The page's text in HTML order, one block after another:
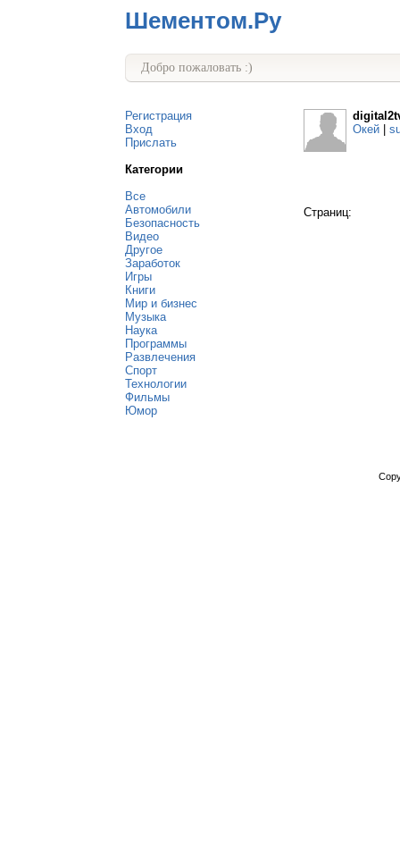
Шементом.Ру
Добро пожаловать :)
Регистрация
Вход
Прислать
Категории
Все
Автомобили
Безопасность
Видео
Другое
Заработок
Игры
Книги
Мир и бизнес
Музыка
Наука
Программы
Развлечения
Спорт
Технологии
Фильмы
Юмор
Окей
Страниц: